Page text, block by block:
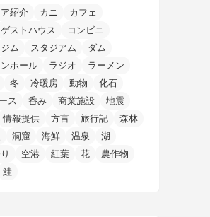
(11)
(7)
(21)
(4)
(7)
(2)
(5)
(2)
(72)
(4)
(4)
(6)
(5)
(5)
(35)
(11)
(2)
(43)
(5)
(8)
(1)
(3)
(9)
(15)
(2)
(1)
(11)
(12)
(4)
(7)
(5)
(5)
(24)
(3)
(1)
(31)
(7)
(12)
(4)
(27)
(6)
(9)
(5)
(8)
(5)
(10)
(2)
(1)
(96)
(6)
(4)
(1)
(4)
紹介 カニ
カフェ
ゲストハウス
コンビニ
ジム スタジアム
ダム
ホール ラジオ
ラーメン
冬 冷暖房 動物
化石
ス
呑み 商業施設
地震
情報提供 方言 旅行記
森林
洞窟 海鮮 温泉
湖
空港 紅葉 花
農作物
鮭